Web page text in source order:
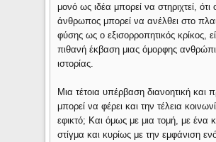
μονό ως ιδέα μπορεί να στηριχτεί, ότι
άνθρωπος μπορεί να ανέλθει στο
φύσης ως ο εξισορροπητικός κρίκος,
πιθανή έκβαση μιας όμορφης
ιστορίας.
Μια τέτοια υπέρβαση διανοητική και
μπορεί να φέρει και την τέλεια
εφικτό; Και όμως με μια τομή, με ένα
στίγμα και κυρίως με την εμφάνιση